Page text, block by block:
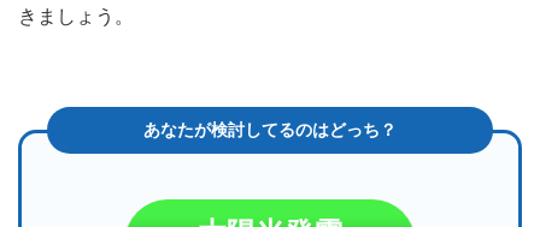
きましょう。